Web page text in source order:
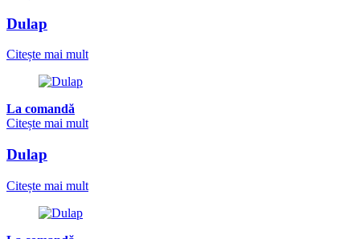
Dulap
Citește mai mult
La comandă
Citește mai mult
Dulap
Citește mai mult